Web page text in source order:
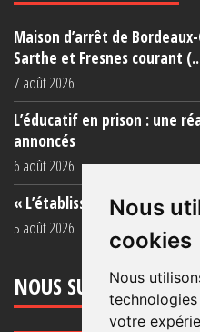
Nous
cookies
Nous
votre
Maison d’arrêt de
Sarthe et Fresnes courant
7 août 2026
L’éducatif en prison : une
annoncés
6 août 2026
« L’établissement est une
5 août 2026
NOUS SUIVRE